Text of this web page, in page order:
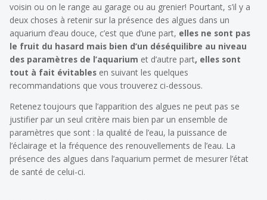
voisin ou on le range au garage ou au grenier! Pourtant, s’il y a
deux choses à retenir sur la présence des algues dans un
aquarium d’eau douce, c’est que d’une part, elles ne sont pas
le fruit du hasard mais bien d’un déséquilibre au niveau
des paramètres de l’aquarium et d’autre part, elles sont
tout à fait évitables en suivant les quelques
recommandations que vous trouverez ci-dessous.
Retenez toujours que l’apparition des algues ne peut pas se
justifier par un seul critère mais bien par un ensemble de
paramètres que sont : la qualité de l’eau, la puissance de
l’éclairage et la fréquence des renouvellements de l’eau. La
présence des algues dans l’aquarium permet de mesurer l’état
de santé de celui-ci.